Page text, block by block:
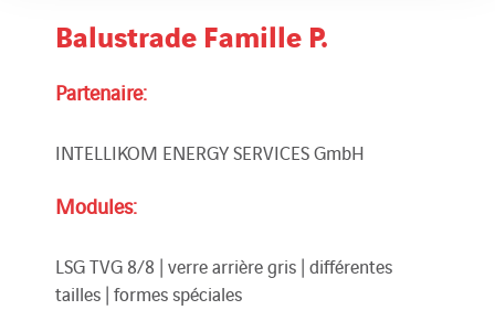
Balustrade Famille P.
Partenaire:
INTELLIKOM ENERGY SERVICES GmbH
Modules:
LSG TVG 8/8 | verre arrière gris | différentes
tailles | formes spéciales